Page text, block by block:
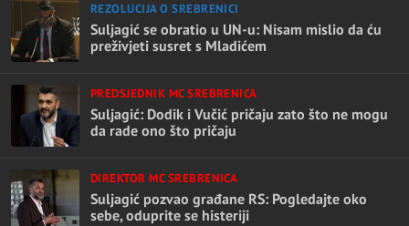
REZOLUCIJA O SREBRENICI
Suljagić se obratio u UN-u: Nisam mislio da ću
preživjeti susret s Mladićem
PREDSJEDNIK MC SREBRENICA
Suljagić: Dodik i Vučić pričaju zato što ne mogu
da rade ono što pričaju
DIREKTOR MC SREBRENICA
Suljagić pozvao građane RS: Pogledajte oko
sebe, oduprite se histeriji